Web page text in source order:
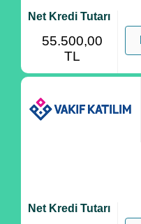
Net Kredi Tutarı
55.500,00
TL
Net Kredi Tutarı